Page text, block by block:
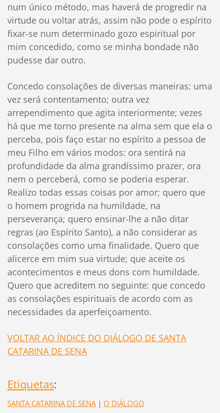
num único método, mas haverá de progredir na
virtude ou voltar atrás, assim não pode o espírito
fixar-se num determinado gozo espiritual por
mim concedido, como se minha bondade não
pudesse dar outro.
Concedo consolações de diversas maneiras: uma
vez será contentamento; outra vez
arrependimento que agita interiormente; vezes
há que me torno presente na alma sem que ela o
perceba, pois faço estar no espírito a pessoa de
meu Filho em vários modos: ora sentirá na
profundidade da alma grandíssimo prazer, ora
nem o perceberá, como se poderia esperar.
Realizo todas essas coisas por amor; quero que
o homem progrida na humildade, na
perseverança; quero ensinar-lhe a não ditar
regras (ao Espírito Santo), a não considerar as
consolações como uma finalidade. Quero que
alicerce em mim sua virtude; que aceite os
acontecimentos e meus dons com humildade.
Quero que acreditem no seguinte: que concedo
as consolações espirituais de acordo com as
necessidades da aperfeiçoamento.
VOLTAR AO ÍNDICE DO DIÁLOGO DE SANTA
CATARINA DE SENA
Etiquetas:
SANTA CATARINA DE SENA | O DIÁLOGO